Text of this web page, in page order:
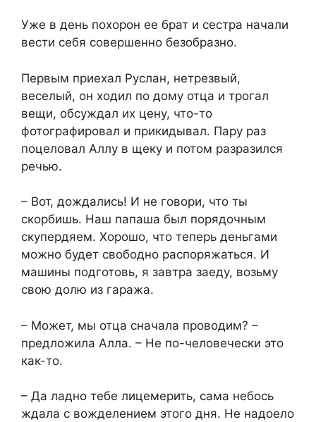
Уже в день похорон ее брат и сестра начали
вести себя совершенно безобразно.
Первым приехал Руслан, нетрезвый,
веселый, он ходил по дому отца и трогал
вещи, обсуждал их цену, что-то
фотографировал и прикидывал. Пару раз
поцеловал Аллу в щеку и потом разразился
речью.
– Вот, дождались! И не говори, что ты
скорбишь. Наш папаша был порядочным
скупердяем. Хорошо, что теперь деньгами
можно будет свободно распоряжаться. И
машины подготовь, я завтра заеду, возьму
свою долю из гаража.
– Может, мы отца сначала проводим? –
предложила Алла. – Не по-человечески это
как-то.
– Да ладно тебе лицемерить, сама небось
ждала с вожделением этого дня. Не надоело